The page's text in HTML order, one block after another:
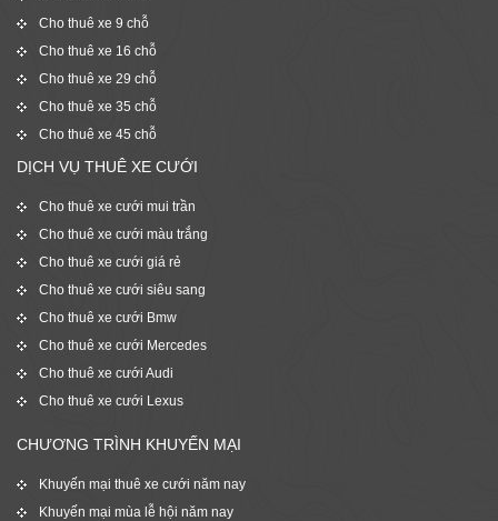
Cho thuê xe 9 chỗ
Cho thuê xe 16 chỗ
Cho thuê xe 29 chỗ
Cho thuê xe 35 chỗ
Cho thuê xe 45 chỗ
DỊCH VỤ THUÊ XE CƯỚI
Cho thuê xe cưới mui trần
Cho thuê xe cưới màu trắng
Cho thuê xe cưới giá rẻ
Cho thuê xe cưới siêu sang
Cho thuê xe cưới Bmw
Cho thuê xe cưới Mercedes
Cho thuê xe cưới Audi
Cho thuê xe cưới Lexus
CHƯƠNG TRÌNH KHUYẾN MẠI
Khuyến mại thuê xe cưới năm nay
Khuyến mại mùa lễ hội năm nay